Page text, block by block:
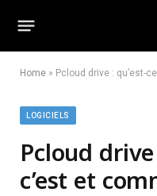
Home » Pcloud drive : qu’est-
LOGICIELS
Pcloud
c’est et